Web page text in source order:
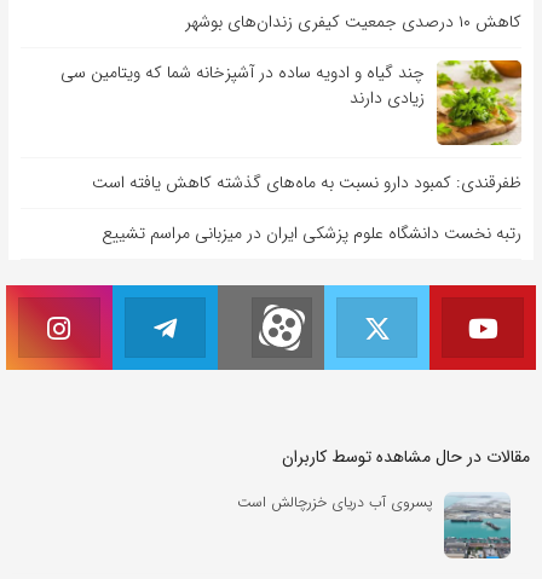
کاهش ۱۰ درصدی جمعیت کیفری زندان‌های بوشهر
چند گیاه و ادویه ساده در آشپزخانه شما که ویتامین سی
زیادی دارند
ظفرقندی: کمبود دارو نسبت به ماه‌های گذشته کاهش یافته است
رتبه نخست دانشگاه علوم پزشکی ایران در میزبانی مراسم تشییع
مقالات در حال مشاهده توسط کاربران
پسروی آب دریای خزرچالش است